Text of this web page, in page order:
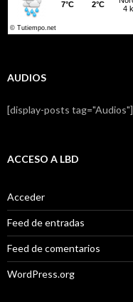
AUDIOS
[display-posts tag="Audios"]
ACCESO A LBD
Acceder
Feed de entradas
Feed de comentarios
WordPress.org